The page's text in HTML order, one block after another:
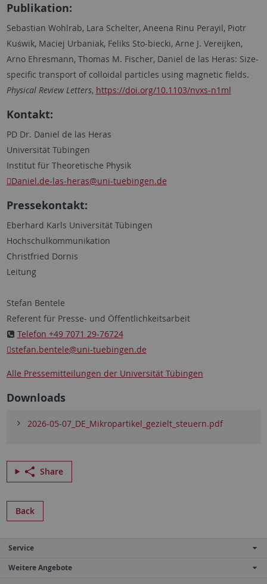
Publikation:
Sebastian Wohlrab, Lara Schelter, Aneena Rinu Perayil, Piotr
Kuświk, Maciej Urbaniak, Feliks Sto-biecki, Arne J. Vereijken,
Arno Ehresmann, Thomas M. Fischer, Daniel de las Heras: Size-
specific transport of colloidal particles using magnetic fields.
Physical Review Letters, https://doi.org/10.1103/nvxs-n1ml
Kontakt:
PD Dr. Daniel de las Heras
Universität Tübingen
Institut für Theoretische Physik
Daniel.de-las-heras@uni-tuebingen.de
Pressekontakt:
Eberhard Karls Universität Tübingen
Hochschulkommunikation
Christfried Dornis
Leitung
Stefan Bentele
Referent für Presse- und Öffentlichkeitsarbeit
Telefon +49 7071 29-76724
stefan.bentele@uni-tuebingen.de
Alle Pressemitteilungen der Universität Tübingen
Downloads
2026-05-07_DE_Mikropartikel_gezielt_steuern.pdf
Share
Back
Service
Weitere Angebote